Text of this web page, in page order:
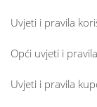
Uvjeti i pravila
Opći uvjeti i
Uvjeti i pravila